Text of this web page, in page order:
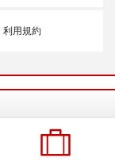
利用規約